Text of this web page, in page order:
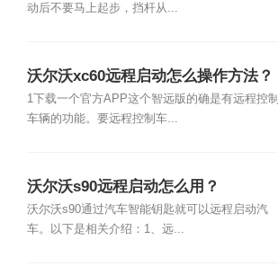
动后不要马上起步，挡杆从...
沃尔沃xc60远程启动怎么操作方法？
1下载一个官方APP这个智远版的确是有远程控制
车辆的功能。要远程控制车...
沃尔沃s90远程启动怎么用？
沃尔沃s90通过汽车智能钥匙就可以远程启动汽
车。以下是相关介绍：1、远...